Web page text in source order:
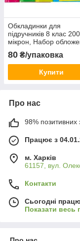
Обкладинки для
підручників 8 клас 200
мікрон, Набор
книг KNZ
80 ₴/упаковка
Купити
Про нас
98% позитивних
Працює з
м. Харків
61157, вул.
Контакти
Сьогодні
Показати весь